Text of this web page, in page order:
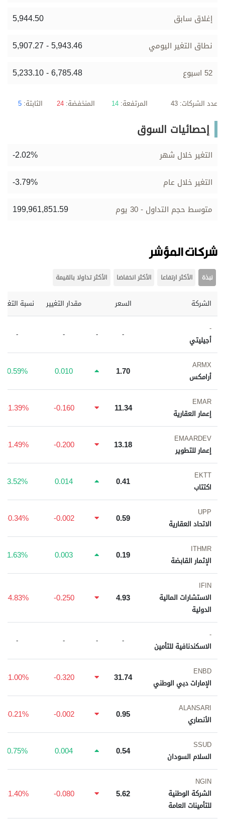
إغلاق سابق 5,944.50
نطاق التغير اليومي 5,907.27 - 5,943.46
52 اسبوع 5,233.10 - 6,785.48
عدد الشركات: 43 المرتفعة:14 المنخفضة: 24 الثابتة:5
إحصائيات السوق
التغير خلال شهر -2.02%
التغير خلال عام -3.79%
متوسط حجم التداول - 30 يوم 199,961,851.59
شركات المؤشر
نبذة الأكثر ارتفاعا الأكثر انخفاضا الأكثر تداولا بالقيمة
الشركة السعر مقدار التغيير نسبة التغيير
-
أجيليتي
-
-
-
-
ARMX
أرامكس
1.70
0.010
0.59%
EMAR
إعمار العقارية
11.34
-0.160
-1.39%
EMAARDEV
إعمار للتطوير
13.18
-0.200
-1.49%
EKTT
اكتتاب
0.41
0.014
3.52%
UPP
الاتحاد العقارية
0.59
-0.002
-0.34%
ITHMR
الإثمار القابضة
0.19
0.003
1.63%
IFIN
الاستشارات المالية
الدولية
4.93
-0.250
-4.83%
-
الاسكندنافية للتأمين
-
-
-
-
ENBD
الإمارات دبي الوطني
31.74
-0.320
-1.00%
ALANSARI
الأنصاري
0.95
-0.002
-0.21%
SSUD
السلام السودان
0.54
0.004
0.75%
NGIN
الشركة الوطنية
للتأمينات العامة
5.62
-0.080
-1.40%